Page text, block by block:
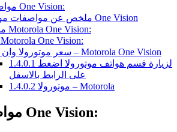
مواصفات موتورولا One Vision:
ملخص عن مواصفات موتورولا One Vision
مميزات Motorola One Vision:
عيوب Motorola One Vision:
سعر موتورولا وان فيجين – Motorola One Vision
1.4.0.1
على الرابط بالاسفل
1.4.0.2
موتورولا – Motorola
مواصفات موتورولا One Vision: